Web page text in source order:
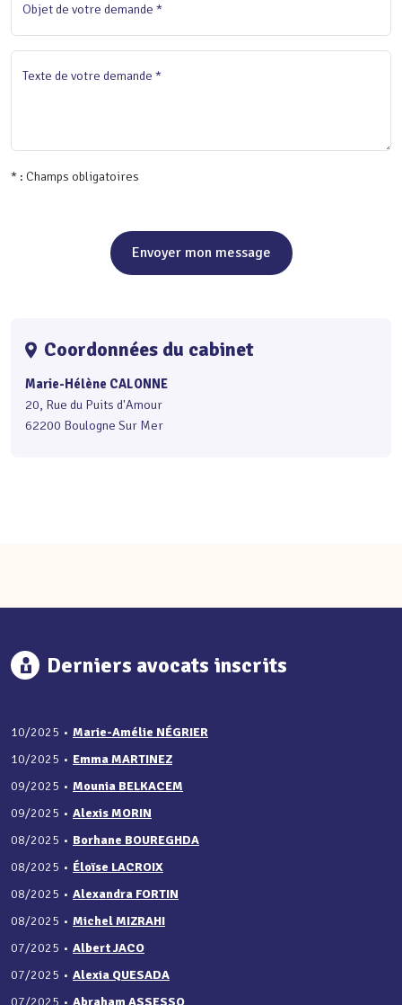
Objet de votre demande *
Texte de votre demande *
* : Champs obligatoires
Envoyer mon message
Coordonnées du cabinet
Marie-Hélène CALONNE
20, Rue du Puits d'Amour
62200 Boulogne Sur Mer
Derniers avocats inscrits
10/2025 • Marie-Amélie NÉGRIER
10/2025 • Emma MARTINEZ
09/2025 • Mounia BELKACEM
09/2025 • Alexis MORIN
08/2025 • Borhane BOUREGHDA
08/2025 • Éloïse LACROIX
08/2025 • Alexandra FORTIN
08/2025 • Michel MIZRAHI
07/2025 • Albert JACO
07/2025 • Alexia QUESADA
07/2025 • Abraham ASSESSO